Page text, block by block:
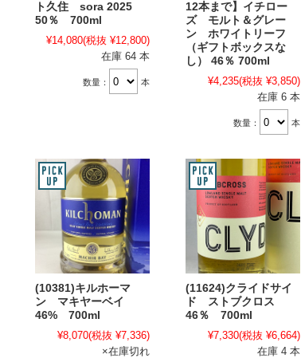
ト久住 sora 2025
50％ 700ml
¥14,080(税抜 ¥12,800)
在庫 64 本
数量： 本
12本まで】イチロー
ズ モルト＆グレー
ン ホワイトリーフ
（ギフトボックスな
し） 46％ 700ml
¥4,235(税抜 ¥3,850)
在庫 6 本
数量： 本
(10381)キルホーマ
ン マキヤーベイ
46% 700ml
¥8,070(税抜 ¥7,336)
×在庫切れ
(11624)クライドサイ
ド ストブクロス
46％ 700ml
¥7,330(税抜 ¥6,664)
在庫 4 本